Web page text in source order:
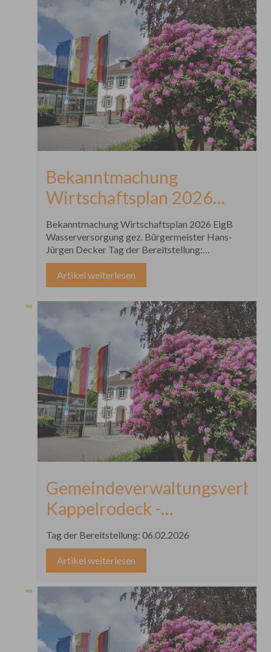
Bekanntmachung
Wirtschaftsplan 2026
EigB Wasserversorgung
Bekanntmachung Wirtschaftsplan 2026 EigB
Wasserversorgung gez. Bürgermeister Hans-
Jürgen Decker Tag der Bereitstellung:
12.02.2026
Artikel weiterlesen
Kappelrodeck -
Veröffentlichung des
Entwurfs 5. Änderung des
Flächennutzungsplanes
Tag der Bereitstellung: 06.02.2026
Artikel weiterlesen